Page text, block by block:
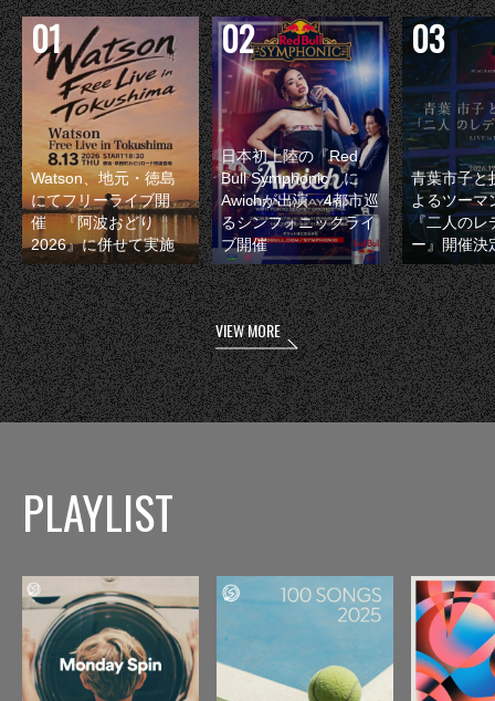
Watson、地元・徳島
にてフリーライブ開
催 『阿波おどり
2026』に併せて実施
日本初上陸の『Red
Bull Symphonic』に
Awichが出演 4都市巡
るシンフォニックライ
ブ開催
青葉市子と
よるツーマ
『二人のレ
ー』開催決
VIEW MORE
PLAYLIST